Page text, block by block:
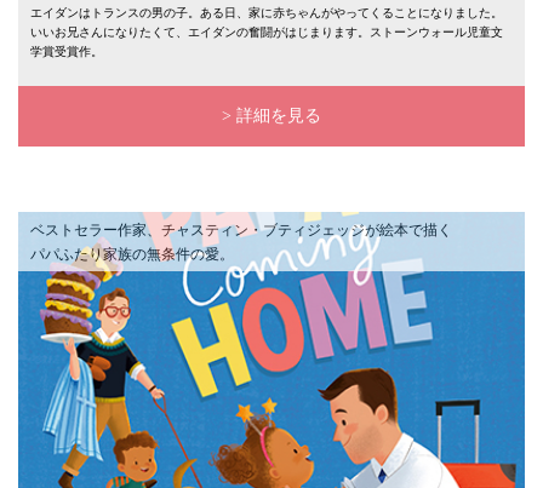
エイダンはトランスの男の子。ある日、家に赤ちゃんがやってくることになりました。
いいお兄さんになりたくて、エイダンの奮闘がはじまります。ストーンウォール児童文
学賞受賞作。
> 詳細を見る
ベストセラー作家、チャスティン・ブティジェッジが絵本で描く
パパふたり家族の無条件の愛。